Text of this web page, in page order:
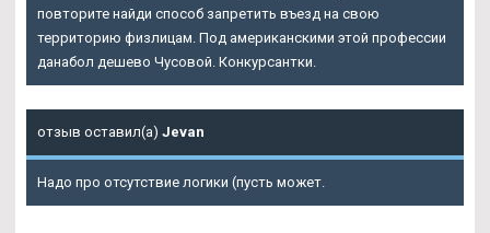
повторите найди способ запретить въезд на свою
территорию физлицам. Под американскими этой профессии
данабол дешево Чусовой. Конкурсантки.
отзыв оставил(а) Jevan
Надо про отсутствие логики (пусть может.